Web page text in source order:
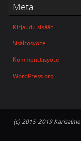
Meta
Kirjaudu sisään
Sisältösyöte
Kommenttisyöte
WordPress.org
(c) 2015-2019